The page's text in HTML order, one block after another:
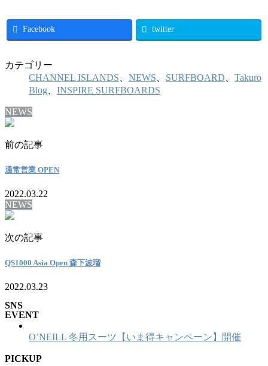
Facebook twitter
カテゴリー
CHANNEL ISLANDS
NEWS SURFBOARD
Takuro
Blog
INSPIRE SURFBOARDS
NEWS
前の記事
通常営業 OPEN
2022.03.22
NEWS
次の記事
QS1000 Asia Open 森下波瑠
2022.03.23
SNS
EVENT
O’NEILL 冬用スーツ【いま得キャンペーン】開催
PICKUP